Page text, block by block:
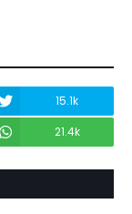
15.1k
21.4k